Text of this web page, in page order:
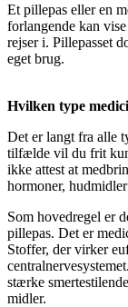
Et pillepas eller en
forlangende kan
rejser i. Pillepasset
eget brug.
Hvilken type
Det er langt fra alle
tilfælde vil du frit
ikke attest at
hormoner,
Som hovedregel er
pillepas. Det er
Stoffer, der virker
stærke
midler.